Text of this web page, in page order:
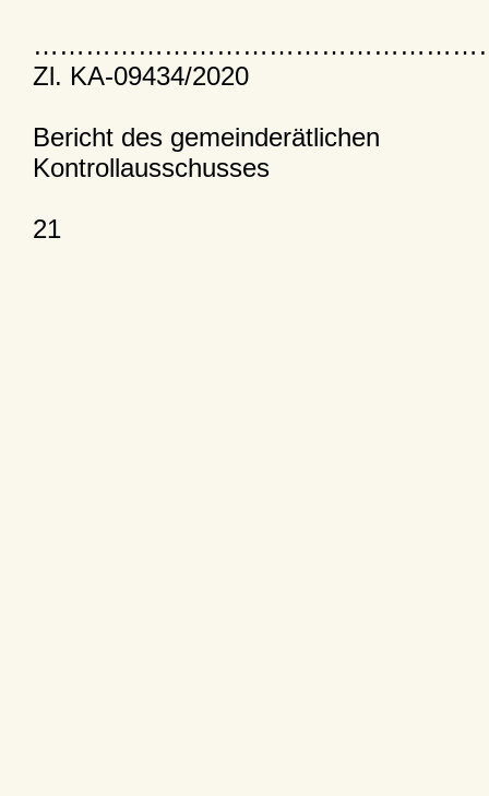
Zl. KA-09434/2020
Bericht des gemeinderätlichen
Kontrollausschusses
21